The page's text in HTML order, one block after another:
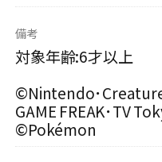
備考
対象年齢:6才以上
©Nintendo･
GAME FREAK･TV
©Pokémon